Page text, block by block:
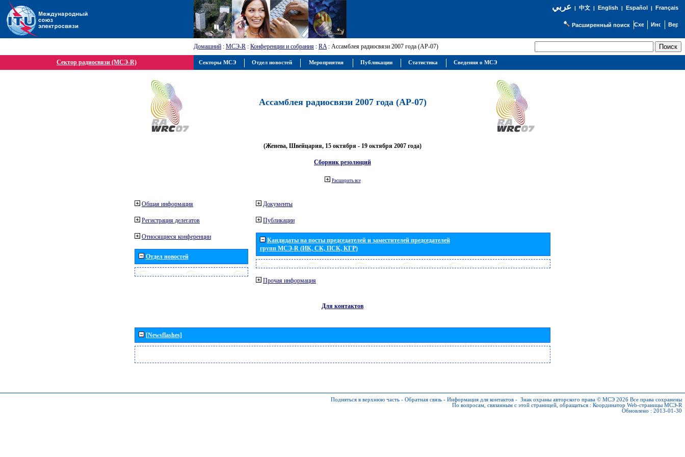
عربي| 中文| English | Español | Français
Расширенный поиск
Домашний : МСЭ-R : Конференции и собрания : RA: Ассамблея радиосвязи 2007 года (АР-07)
Сектор радиосвязи (МСЭ-R)
Ассамблея радиосвязи 2007 года (АР-07)
(Женева, Швейцария, 15 октября - 19 октября 2007 года)
Сборник резолюций
Расширить все
Общая информация
Регистрация делегатов
Относящиеся конференции
Отдел новостей
Документы
Публикации
Кандидаты на посты председателей и заместителей председателей
групп МСЭ-R (ИК, СК, ПСК, КГР)
Прочая информация
Для контактов
[Newsflashes]
Подняться в верхнюю часть - Обратная связь - Информация для контактов - Знак охраны авторского права © МСЭ 2026 Все права сохранены
По вопросам, связанным с этой страницей, обращаться : Координатор Web-страницы МСЭ-R
Обновлено : 2013-01-30
Секторы МСЭ Отдел новостей Мероприятия Публикации Статистика Сведения о МСЭ